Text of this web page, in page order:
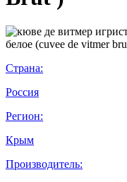
Страна:
Россия
Регион:
Крым
Производитель: